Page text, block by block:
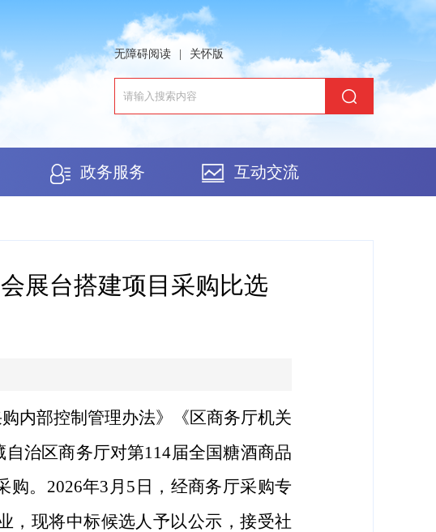
无障碍阅读 关怀版
政务服务 互动交流
展台搭建项目采购比选
内部控制管理办法》《区商务厅机关
治区商务厅对第114届全国糖酒商品
。 2026年3 月 5 日，经商务厅采购专
，现将中标候选人予以公示，接受社